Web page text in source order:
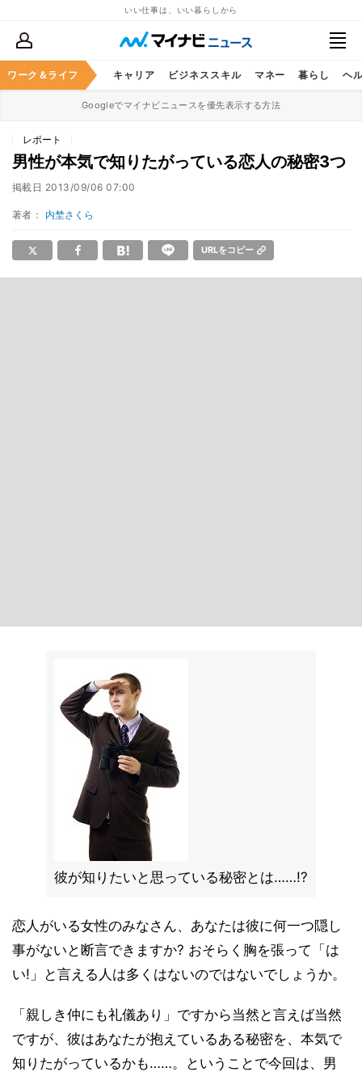
いい仕事は、いい暮らしから
ワーク＆ライフ キャリア ビジネススキル マネー 暮らし ヘ
Googleでマイナビニュースを優先表示する方法
レポート
男性が本気で知りたがっている恋人の秘密3つ
掲載日 2013/09/06 07:00
著者： 内埜さくら
URLをコピー
彼が知りたいと思っている秘密とは……!?
恋人がいる女性のみなさん、あなたは彼に何一つ隠し
事がないと断言できますか? おそらく胸を張って「は
い!」と言える人は多くはないのではないでしょうか。
「親しき仲にも礼儀あり」ですから当然と言えば当然
ですが、彼はあなたが抱えているある秘密を、本気で
知りたがっているかも……。ということで今回は、男